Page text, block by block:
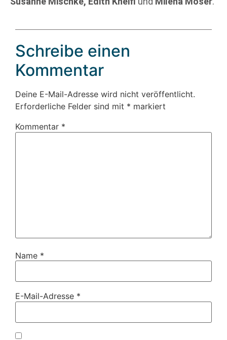
Schreibe einen
Kommentar
Deine E-Mail-Adresse wird nicht veröffentlicht.
Erforderliche Felder sind mit * markiert
Kommentar *
Name *
E-Mail-Adresse *